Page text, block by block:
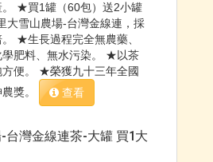
★買1罐（60包）送2小罐
大雪山農場-台灣金線連，採
★生長過程完全無農藥、
學肥料、無水污染。 ★以茶
方便。 ★榮獲九十三年全國
獎。
查看
台灣金線連茶-大罐 買1大